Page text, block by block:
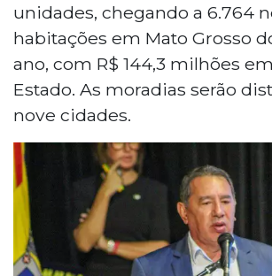
unidades, chegando a 6.764
habitações em Mato Grosso
ano, com R$ 144,3 milhões
Estado. As moradias serão
nove cidades.